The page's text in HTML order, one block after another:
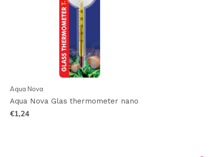
Aqua Nova
Aqua Nova Glas thermometer nano
€1,24